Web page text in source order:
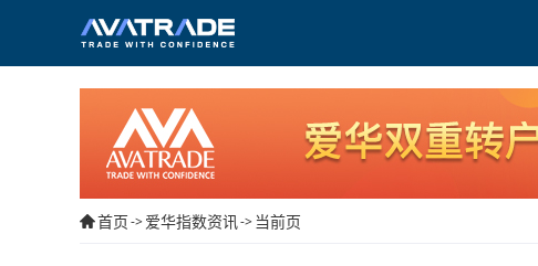
首页->爱华指数资讯-> 当前页